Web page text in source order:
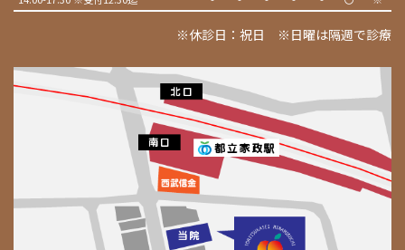
※休診日：祝日 ※日曜は隔週で診療